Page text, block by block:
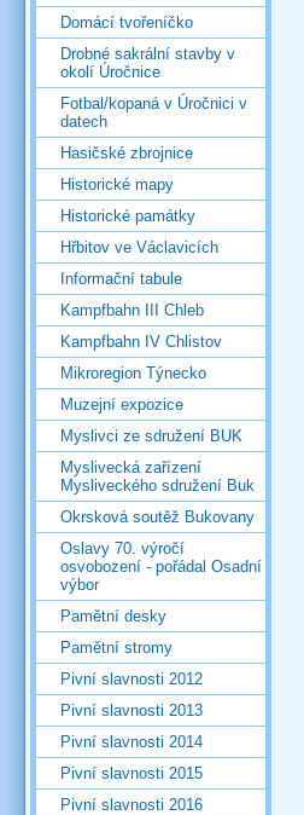
Domácí tvořeníčko
Drobné sakrální stavby v
okolí Úročnice
Fotbal/kopaná v Úročnici v
datech
Hasičské zbrojnice
Historické mapy
Historické památky
Hřbitov ve Václavicích
Informační tabule
Kampfbahn III Chleb
Kampfbahn IV Chlistov
Mikroregion Týnecko
Muzejní expozice
Myslivci ze sdružení BUK
Myslivecká zařízení
Mysliveckého sdružení Buk
Okrsková soutěž Bukovany
Oslavy 70. výročí
osvobození - pořádal Osadní
výbor
Pamětní desky
Pamětní stromy
Pivní slavnosti 2012
Pivní slavnosti 2013
Pivní slavnosti 2014
Pivní slavnosti 2015
Pivní slavnosti 2016